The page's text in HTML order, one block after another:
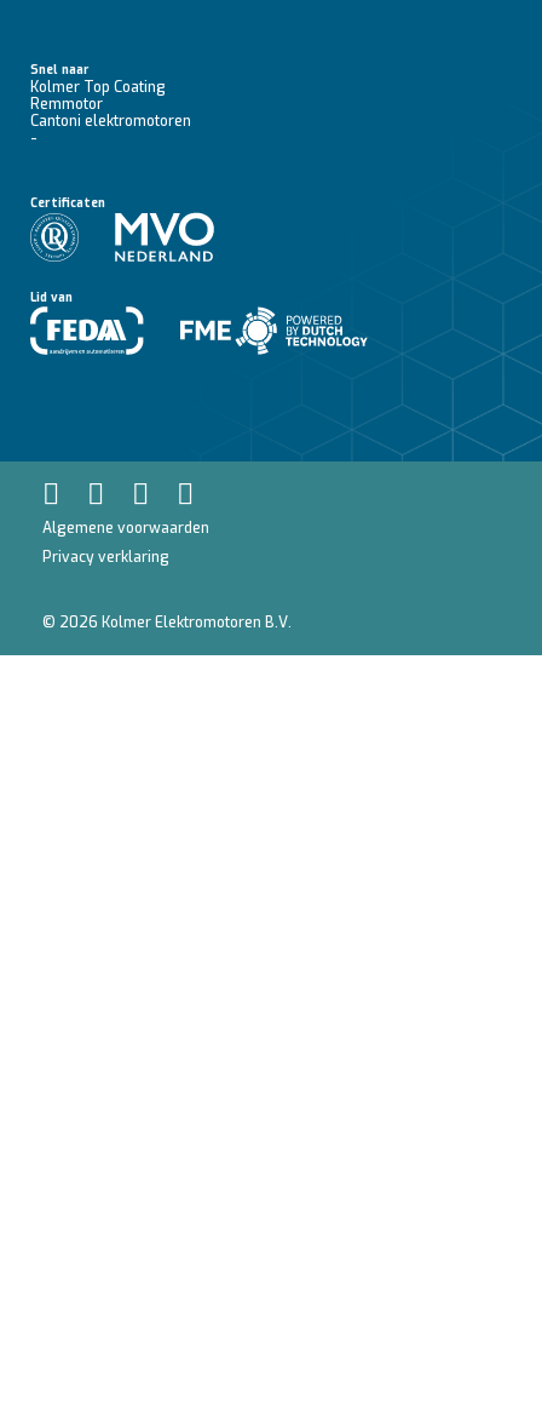
Snel naar
Kolmer Top Coating
Remmotor
Cantoni elektromotoren
-
Certificaten
Lid van
Algemene voorwaarden
Privacy verklaring
© 2026 Kolmer Elektromotoren B.V.